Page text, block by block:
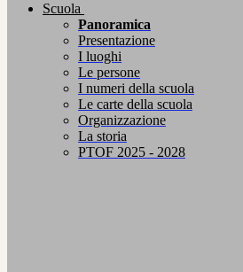
Scuola
Panoramica
Presentazione
I luoghi
Le persone
I numeri della scuola
Le carte della scuola
Organizzazione
La storia
PTOF 2025 - 2028